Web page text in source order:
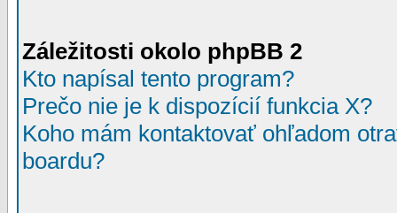
Záležitosti okolo phpBB 2
Kto napísal tento program?
Prečo nie je k dispozícií funkcia X?
Koho mám kontaktovať ohľadom
boardu?